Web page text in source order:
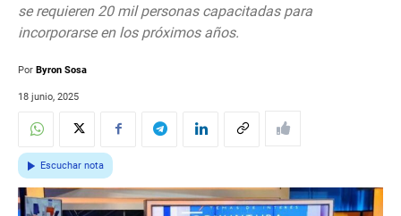
se requieren 20 mil personas capacitadas para
incorporarse en los próximos años.
Por Byron Sosa
18 junio, 2025
Escuchar nota